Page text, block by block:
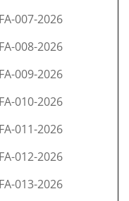
007-2026
008-2026
009-2026
010-2026
011-2026
012-2026
013-2026